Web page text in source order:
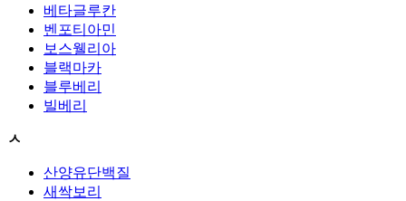
베타글루칸
벤포티아민
보스웰리아
블랙마카
블루베리
빌베리
ㅅ
산양유단백질
새싹보리